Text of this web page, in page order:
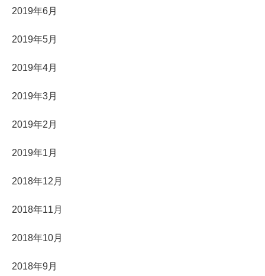
2019年6月
2019年5月
2019年4月
2019年3月
2019年2月
2019年1月
2018年12月
2018年11月
2018年10月
2018年9月